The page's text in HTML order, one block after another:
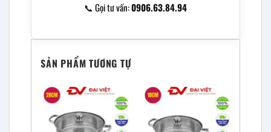
📞 Gọi tư vấn:0906.63.84.94
SẢN PHẨM TƯƠNG TỰ